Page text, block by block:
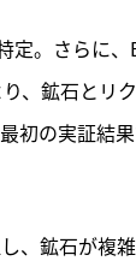
定。さらに、
、鉱石とリ
初の実証結
、鉱石が複